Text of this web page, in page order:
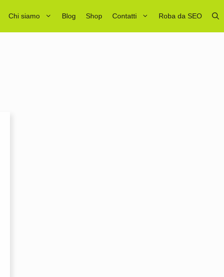
Chi siamo Blog Shop Contatti Roba da SEO